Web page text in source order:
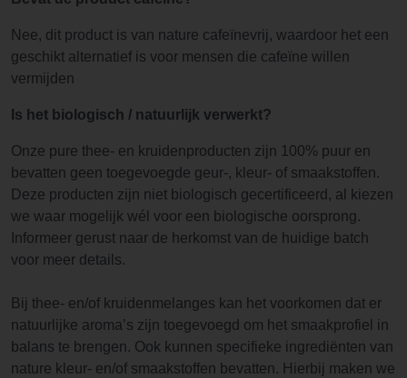
Nee, dit product is van nature cafeïnevrij, waardoor het een
geschikt alternatief is voor mensen die cafeïne willen
vermijden
Is het biologisch / natuurlijk verwerkt?
Onze pure thee- en kruidenproducten zijn 100% puur en
bevatten geen toegevoegde geur-, kleur- of smaakstoffen.
Deze producten zijn niet biologisch gecertificeerd, al kiezen
we waar mogelijk wél voor een biologische oorsprong.
Informeer gerust naar de herkomst van de huidige batch
voor meer details.
Bij thee- en/of kruidenmelanges kan het voorkomen dat er
natuurlijke aroma’s zijn toegevoegd om het smaakprofiel in
balans te brengen. Ook kunnen specifieke ingrediënten van
nature kleur- en/of smaakstoffen bevatten. Hierbij maken we